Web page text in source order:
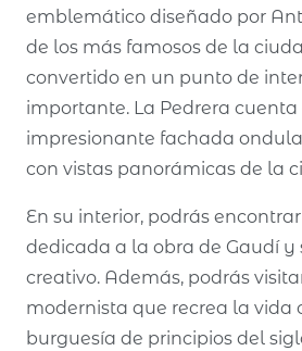
emblemático diseñado por
de los más famosos de la
convertido en un punto de
importante. La Pedrera
impresionante fachada
con vistas panorámicas de la
En su interior, podrás
dedicada a la obra de Gaudí y
creativo. Además, podrás
modernista que recrea la vida
burguesía de principios del